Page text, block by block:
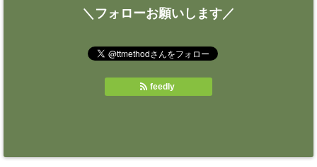
＼フォローお願いします／
feedly